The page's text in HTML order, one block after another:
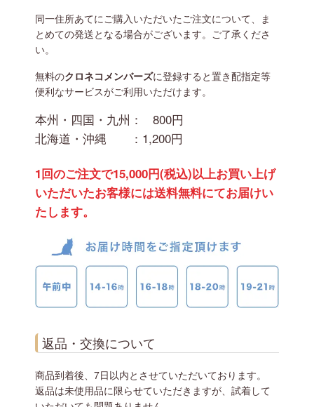
同一住所あてにご購入いただいたご注文について、ま
とめての発送となる場合がございます。ご了承くださ
い。
無料のクロネコメンバーズに登録すると置き配指定等
便利なサービスがご利用いただけます。
本州・四国・九州：
800円
北海道・沖縄 ： 1,200円
1回のご注文で15,000円(税込)以上お買い上げ
いただいたお客様には送料無料にてお届けい
たします。
返品・交換について
商品到着後、7日以内とさせていただいております。
返品は未使用品に限らせていただきますが、試着して